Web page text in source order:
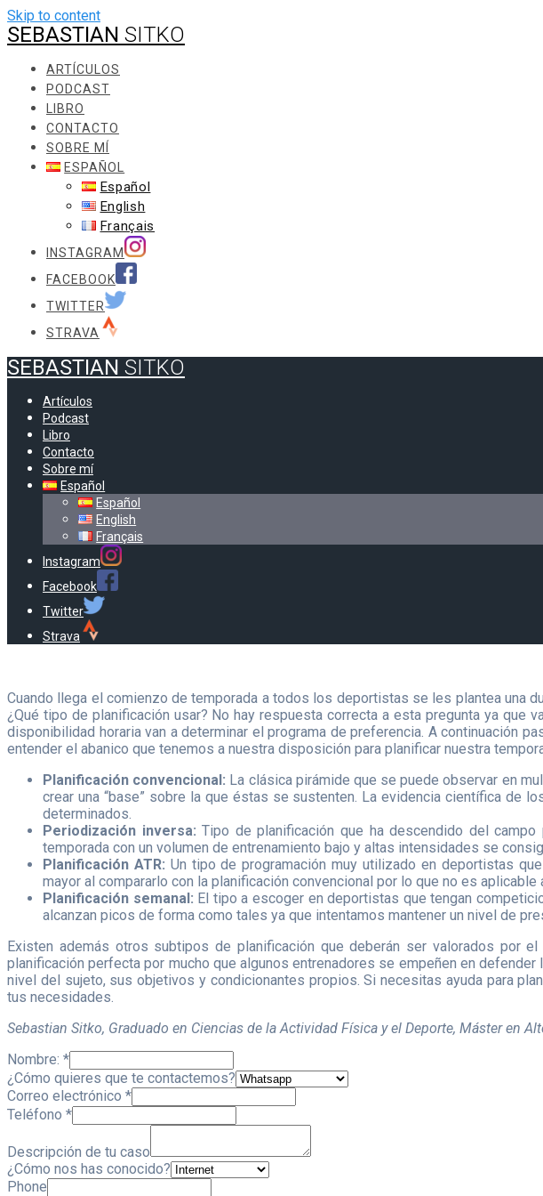
Skip to content
SEBASTIAN SITKO
ARTÍCULOS
PODCAST
LIBRO
CONTACTO
SOBRE MÍ
ESPAÑOL
Español
English
Français
INSTAGRAM
FACEBOOK
TWITTER
STRAVA
SEBASTIAN SITKO
Artículos
Podcast
Libro
Contacto
Sobre mí
Español
Español
English
Français
Instagram
Facebook
Twitter
Strava
Cuando llega el comienzo de temporada a todos los deportistas se les plantea una
¿Qué tipo de planificación usar? No hay respuesta correcta a esta pregunta ya
disponibilidad horaria van a determinar el programa de preferencia. A continuación
entender el abanico que tenemos a nuestra disposición para planificar nuestra
Planificación convencional: La clásica pirámide que se puede observar en
crear una “base” sobre la que éstas se sustenten. La evidencia científica de
determinados.
Periodización inversa:Tipo de planificación que ha descendido del
temporada con un volumen de entrenamiento bajo y altas intensidades se
Planificación ATR: Un tipo de programación muy utilizado en deportistas
mayor al compararlo con la planificación convencional por lo que no es
Planificación semanal: El tipo a escoger en deportistas que tengan
alcanzan picos de forma como tales ya que intentamos mantener un nivel de
Existen además otros subtipos de planificación que deberán ser valorados por
planificación perfecta por mucho que algunos entrenadores se empeñen en
nivel del sujeto, sus objetivos y condicionantes propios. Si necesitas ayuda para
tus necesidades.
Sebastian Sitko, Graduado en Ciencias de la Actividad Física y el Deporte, Máster en
Nombre: *
¿Cómo quieres que te contactemos?
Correo electrónico *
Teléfono *
Descripción de tu caso
¿Cómo nos has conocido?
Phone